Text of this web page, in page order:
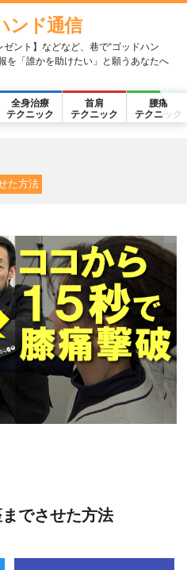
ンド通信
ゼント】などなど、巷で“ゴッドハン
を「誰かを助けたい」と願うあなたへ
全身治療
テクニック
首肩
テクニック
腰痛
テクニック
た方法
でさせた方法